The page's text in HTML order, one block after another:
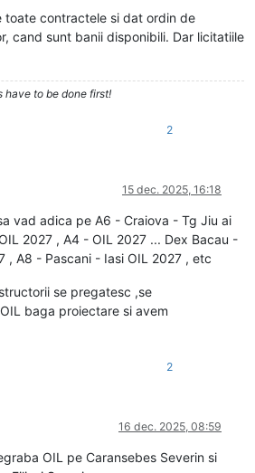
toate contractele si dat ordin de
cand sunt banii disponibili. Dar licitatiile
have to be done first!
2
15 dec. 2025, 16:18
vad adica pe A6 - Craiova - Tg Jiu ai
2027 , A4 - OIL 2027 ... Dex Bacau -
, A8 - Pascani - Iasi OIL 2027 , etc
se pregatesc ,se
baga proiectare si avem
2
16 dec. 2025, 08:59
OIL pe Caransebes Severin si